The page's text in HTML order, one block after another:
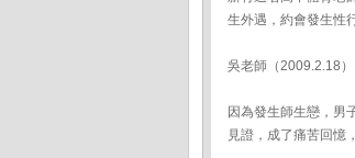
生外遇，約會發生性
吳老師（2009.2.18
因為發生師生戀，男
見證，成了痛苦回憶